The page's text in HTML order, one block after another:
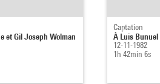
et Gil Joseph Wolman
Captation
À Luis
12-11-1982
1h 42min 6s